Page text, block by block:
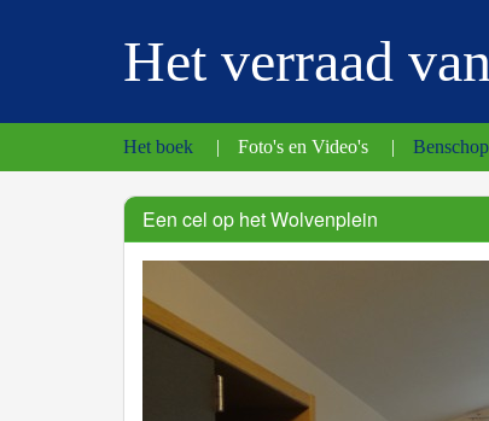
Het verraad
Het boek | Foto's en Video's | Benschop
Een cel op het Wolvenplein